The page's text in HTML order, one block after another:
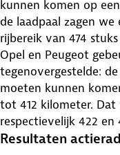
kunnen komen op
de laadpaal zagen
rijbereik van 474
Opel en Peugeot
tegenovergestelde:
moeten kunnen
tot 412 kilometer. Dat
respectievelijk 422 en
Resultaten